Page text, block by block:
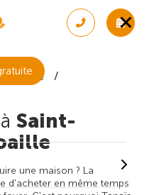
Gironde
Saint-
une maison ? La
d'acheter en même temps